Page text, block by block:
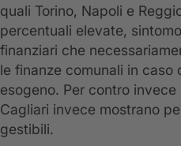
quali Torino, Napoli e
percentuali elevate,
finanziari che
le finanze comunali in caso
esogeno. Per contro invece
Cagliari invece mostrano
gestibili.